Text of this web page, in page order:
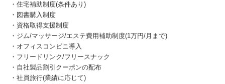
・住宅補助制度(条件あり)
・図書購入制度
・資格取得支援制度
・ジム/マッサージ/エステ費用補助制度(1万円/月まで)
・オフィスコンビニ導入
・フリードリンク/フリースナック
・自社製品割引クーポンの配布
・社員旅行(業績に応じて)